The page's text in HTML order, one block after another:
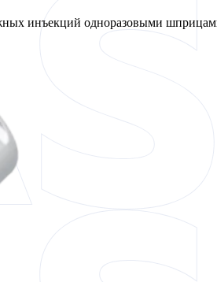
инъекций одноразовыми